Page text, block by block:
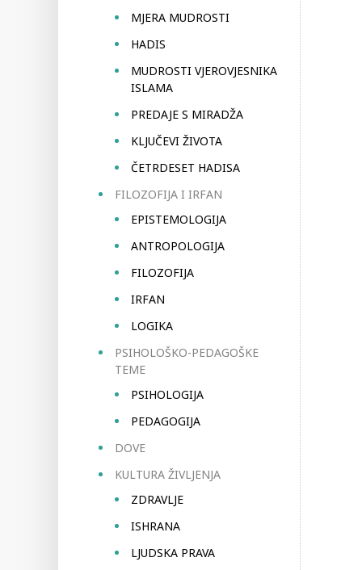
MJERA MUDROSTI
HADIS
MUDROSTI VJEROVJESNIKA
ISLAMA
PREDAJE S MIRADŽA
KLJUČEVI ŽIVOTA
ČETRDESET HADISA
FILOZOFIJA I IRFAN
EPISTEMOLOGIJA
ANTROPOLOGIJA
FILOZOFIJA
IRFAN
LOGIKA
PSIHOLOŠKO-PEDAGOŠKE
TEME
PSIHOLOGIJA
PEDAGOGIJA
DOVE
KULTURA ŽIVLJENJA
ZDRAVLJE
ISHRANA
LJUDSKA PRAVA